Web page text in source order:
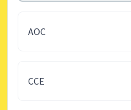
AOC
CCE